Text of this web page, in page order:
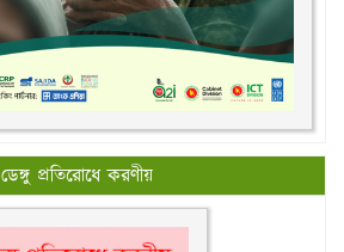
ডেঙ্গু প্রতিরোধে করণীয়